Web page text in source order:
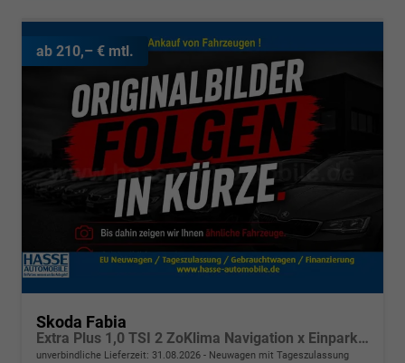
ab 210,– € mtl.
Skoda Fabia
Extra Plus 1,0 TSI 2 ZoKlima Navigation x Einparkhilfe Kessy beheiztes Lenkrad Sitzheizung Sunset 5J Garantie
unverbindliche Lieferzeit: 31.08.2026 Neuwagen mit Tageszulassung